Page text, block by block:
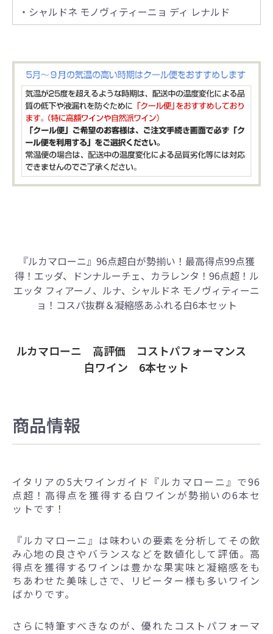
・シャルドネ モノヴィティーニョ ディ レナルド
『ルカマローニ』96点超白が勢揃い！ 最高得点99点獲
得！ エッダ、ドンナルーチェ、カラレンタ！ 96点超！ル
エッタ フィアーノ、ルナ、 シャルドネ モノヴィティーニ
ョ！ コスパ抜群＆凝縮感あふれる白6本セット
ルカマローニ 高評価 コストパフォーマンス
白ワイン 6本セット
商品情報
イタリアの5大ワインガイド『ルカマローニ』で96
点超！高得点を獲得する白ワインが勢揃いの6本セ
ットです！
『ルカマローニ』は味わいの要素を分析してその飲
み心地の良さやバランスなどを数値化して評価。高
得点を獲得するワインは豊かな果実味と凝縮感をも
ちあわせた美味しさで、リピーター様も多いワイン
ばかりです。
さらに特筆すべきなのが、優れたコストパフォーマ